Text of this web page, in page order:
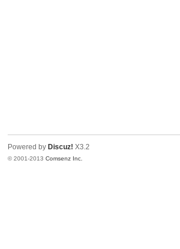
Powered by Discuz! X3.2
© 2001-2013Comsenz Inc.